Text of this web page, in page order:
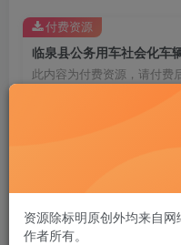
此内容为付费资源，请付费
您当前未
付费资源
资源除标明原创外均来自
作者所有。